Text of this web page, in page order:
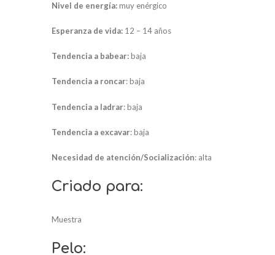
Nivel de energía:muy enérgico
Esperanza de vida: 12 – 14 años
Tendencia a babear:baja
Tendencia a roncar: baja
Tendencia a ladrar: baja
Tendencia a excavar: baja
Necesidad de atención/Socialización: alta
Criado para:
Muestra
Pelo: